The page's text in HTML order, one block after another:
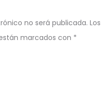
no será publicada. Los
marcados con *